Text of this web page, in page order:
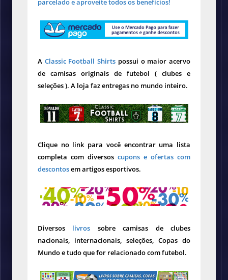
A Classic Football Shirts possui o maior acervo
de camisas originais de futebol ( clubes e
seleções ). A loja faz entregas no mundo inteiro.
Clique no link para você encontrar uma lista
completa com diversos cupons e ofertas com
descontosem artigos esportivos.
Diversos livros sobre camisas de clubes
nacionais, internacionais, seleções, Copas do
Mundo e tudo que for relacionado com futebol.